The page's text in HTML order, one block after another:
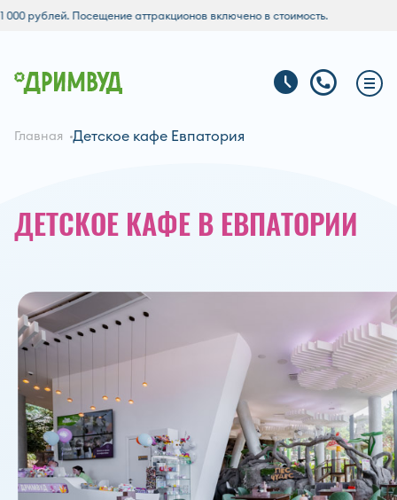
рублей. Посещение аттракционов включено в стоимость.
Главная Детское кафе Евпатория
ДЕТСКОЕ КАФЕ В ЕВПАТОРИИ